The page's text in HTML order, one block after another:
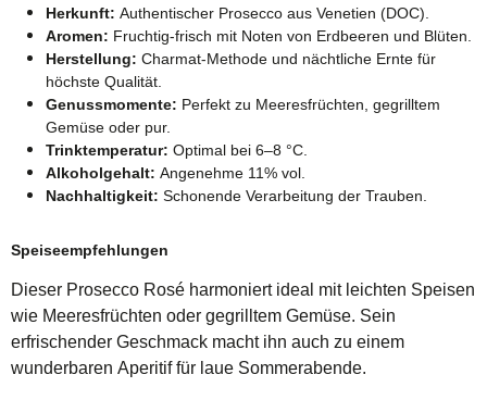
Herkunft: Authentischer Prosecco aus Venetien (DOC).
Aromen: Fruchtig-frisch mit Noten von Erdbeeren und Blüten.
Herstellung: Charmat-Methode und nächtliche Ernte für
höchste Qualität.
Genussmomente: Perfekt zu Meeresfrüchten, gegrilltem
Gemüse oder pur.
Trinktemperatur: Optimal bei 6–8 °C.
Alkoholgehalt: Angenehme 11% vol.
Nachhaltigkeit: Schonende Verarbeitung der Trauben.
Speiseempfehlungen
Dieser Prosecco Rosé harmoniert ideal mit leichten Speisen
wie Meeresfrüchten oder gegrilltem Gemüse. Sein
erfrischender Geschmack macht ihn auch zu einem
wunderbaren Aperitif für laue Sommerabende.